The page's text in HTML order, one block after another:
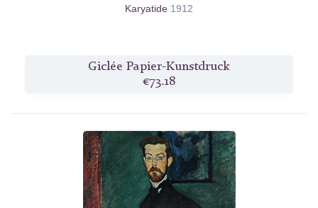
Karyatide 1912
Giclée Papier-Kunstdruck
€73.18